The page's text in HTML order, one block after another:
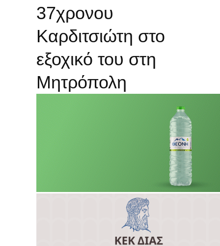
37χρονου
Καρδιτσιώτη στο
εξοχικό του στη
Μητρόπολη